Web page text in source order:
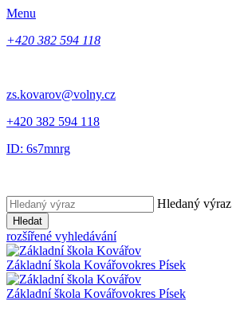
Menu
+420 382 594 118
zs.kovarov@volny.cz
+420 382 594 118
ID: 6s7mnrg
Hledaný výraz
Hledat
rozšířené vyhledávání
Základní škola Kovářovokres Písek
Základní škola Kovářovokres Písek